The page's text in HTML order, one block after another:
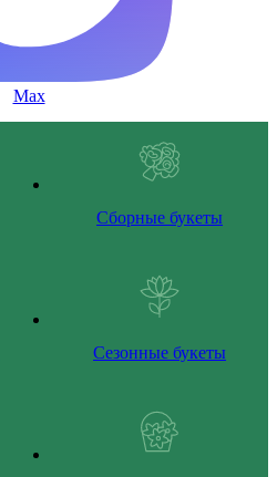
Max
Сборные букеты
Сезонные букеты